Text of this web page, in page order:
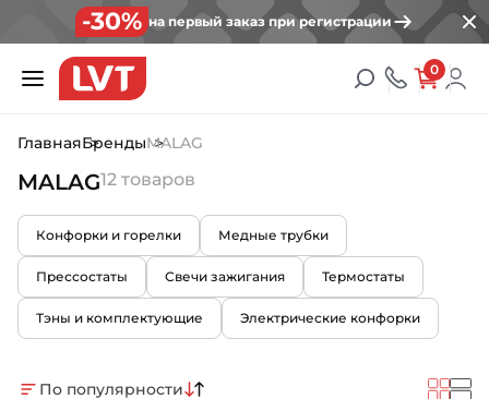
-30% на первый заказ при регистрации
0
ГлавнаяБрендыMALAG
MALAG12 товаров
Конфорки и горелки Медные трубки
Прессостаты Свечи зажигания Термостаты
Тэны и комплектующие Электрические конфорки
По популярности